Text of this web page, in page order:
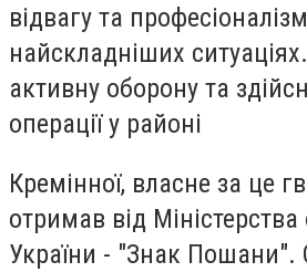
відвагу та
найскладніших
активну оборону та
операції у районі
Кремінної, власне за це
отримав від
України - "Знак Пошани".